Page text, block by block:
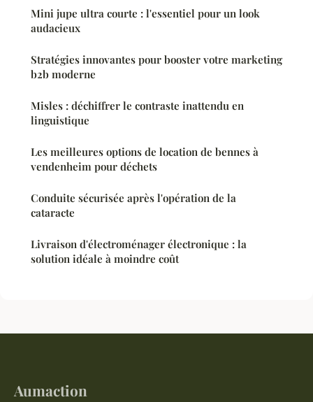
Mini jupe ultra courte : l'essentiel pour un look
audacieux
Stratégies innovantes pour booster votre marketing
b2b moderne
Misles : déchiffrer le contraste inattendu en
linguistique
Les meilleures options de location de bennes à
vendenheim pour déchets
Conduite sécurisée après l'opération de la
cataracte
Livraison d'électroménager électronique : la
solution idéale à moindre coût
Aumaction